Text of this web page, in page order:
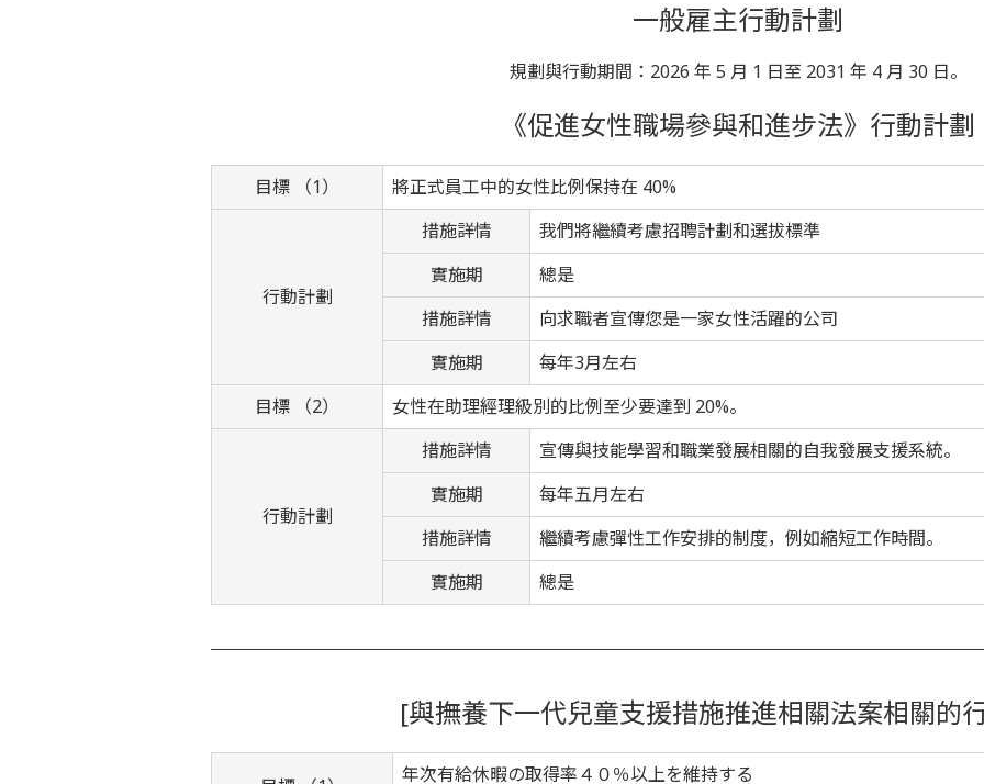
一般雇主行動計劃
規劃與行動期間：2026 年 5 月 1 日至 2031 年 4 月 30 日。
《促進女性職場參與和進步法》行動計劃
目標 （1） 將正式員工中的女性比例保持在 40%
行動計劃
措施詳情
我們將繼續考慮招聘計劃和選拔標準
實施期
總是
措施詳情
向求職者宣傳您是一家女性活躍的公司
實施期
每年3月左右
目標 （2）
女性在助理經理級別的比例至少要達到 20%。
行動計劃
措施詳情
宣傳與技能學習和職業發展相關的自我發展支援系統。
實施期
每年五月左右
措施詳情
繼續考慮彈性工作安排的制度，例如縮短工作時間。
實施期
總是
[與撫養下一代兒童支援措施推進相關法案相關的
年次有給休暇の取得率４０％以上を維持する